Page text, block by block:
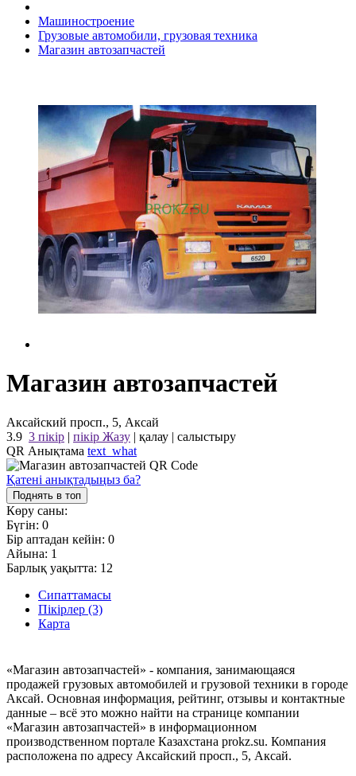
Машиностроение
Грузовые автомобили, грузовая техника
Магазин автозапчастей
Магазин автозапчастей
Аксайский просп., 5, Аксай
3.9 3 пікір | пікір Жазу | қалау | салыстыру
QR Анықтама text_what
Қатені анықтадыңыз ба?
Поднять в топ
Көру саны:
Бүгін: 0
Бір аптадан кейін: 0
Айына: 1
Барлық уақытта: 12
Сипаттамасы
Пікірлер (3)
Карта
«Магазин автозапчастей» - компания, занимающаяся
продажей грузовых автомобилей и грузовой техники в городе
Аксай. Основная информация, рейтинг, отзывы и контактные
данные – всё это можно найти на странице компании
«Магазин автозапчастей» в информационном
производственном портале Казахстана prokz.su. Компания
расположена по адресу Аксайский просп., 5, Аксай.